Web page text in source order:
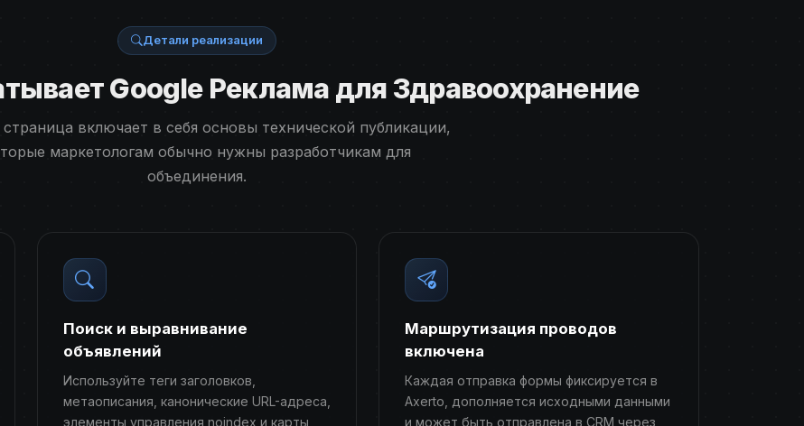
Детали реализации
Google Реклама для Здравоохранение
включает в себя основы технической публикации,
маркетологам обычно нужны разработчикам для
объединения.
Поиск и выравнивание
объявлений
Используйте теги заголовков,
метаописания, канонические URL-адреса,
элементы управления noindex и карты
Маршрутизация проводов
включена
Каждая отправка формы фиксируется в
Axerto, дополняется исходными данными
и может быть отправлена ​​в CRM через